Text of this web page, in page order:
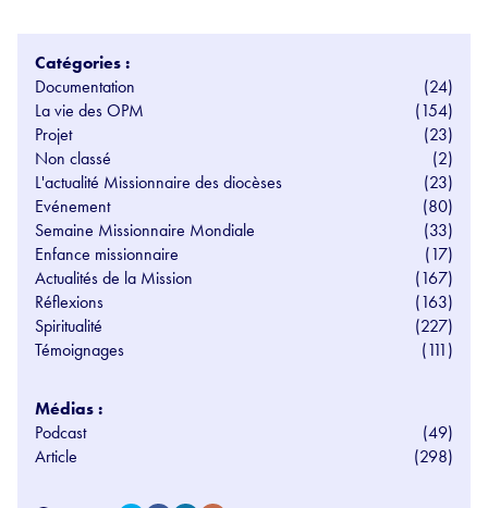
Catégories :
Documentation
(24)
La vie des OPM
(154)
Projet
(23)
Non classé
(2)
L'actualité Missionnaire des diocèses
(23)
Evénement
(80)
Semaine Missionnaire Mondiale
(33)
Enfance missionnaire
(17)
Actualités de la Mission
(167)
Réflexions
(163)
Spiritualité
(227)
Témoignages
(111)
Médias :
Podcast
(49)
Article
(298)